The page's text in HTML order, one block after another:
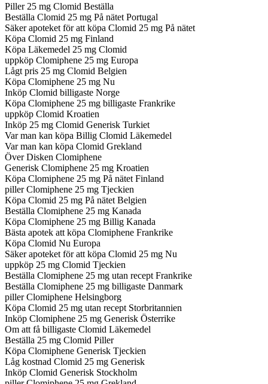
Piller 25 mg Clomid Beställa
Beställa Clomid 25 mg På nätet Portugal
Säker apoteket för att köpa Clomid 25 mg På nätet
Köpa Clomid 25 mg Finland
Köpa Läkemedel 25 mg Clomid
uppköp Clomiphene 25 mg Europa
Lågt pris 25 mg Clomid Belgien
Köpa Clomiphene 25 mg Nu
Inköp Clomid billigaste Norge
Köpa Clomiphene 25 mg billigaste Frankrike
uppköp Clomid Kroatien
Inköp 25 mg Clomid Generisk Turkiet
Var man kan köpa Billig Clomid Läkemedel
Var man kan köpa Clomid Grekland
Över Disken Clomiphene
Generisk Clomiphene 25 mg Kroatien
Köpa Clomiphene 25 mg På nätet Finland
piller Clomiphene 25 mg Tjeckien
Köpa Clomid 25 mg På nätet Belgien
Beställa Clomiphene 25 mg Kanada
Köpa Clomiphene 25 mg Billig Kanada
Bästa apotek att köpa Clomiphene Frankrike
Köpa Clomid Nu Europa
Säker apoteket för att köpa Clomid 25 mg Nu
uppköp 25 mg Clomid Tjeckien
Beställa Clomiphene 25 mg utan recept Frankrike
Beställa Clomiphene 25 mg billigaste Danmark
piller Clomiphene Helsingborg
Köpa Clomid 25 mg utan recept Storbritannien
Inköp Clomiphene 25 mg Generisk Österrike
Om att få billigaste Clomid Läkemedel
Beställa 25 mg Clomid Piller
Köpa Clomiphene Generisk Tjeckien
Låg kostnad Clomid 25 mg Generisk
Inköp Clomid Generisk Stockholm